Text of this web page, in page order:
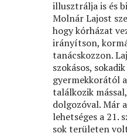
illusztrálja is és
Molnár Lajost
hogy kórházat
irányítson,
tanácskozzon.
szokásos,
gyermekkorától
találkozik
dolgozóval. Már
lehetséges a 21.
sok területen